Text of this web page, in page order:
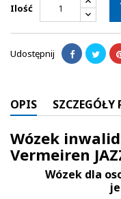
Ilość
Udostępnij
OPIS SZCZEGÓŁY
Wózek
Vermeiren
Wózek dla